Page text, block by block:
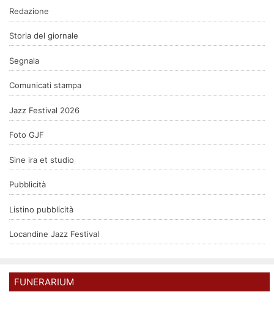
Redazione
Storia del giornale
Segnala
Comunicati stampa
Jazz Festival 2026
Foto GJF
Sine ira et studio
Pubblicità
Listino pubblicità
Locandine Jazz Festival
FUNERARIUM